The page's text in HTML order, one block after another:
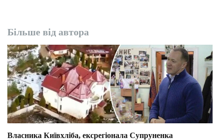
Більше від автора
Власника Київхліба, ексрегіонала Супруненка